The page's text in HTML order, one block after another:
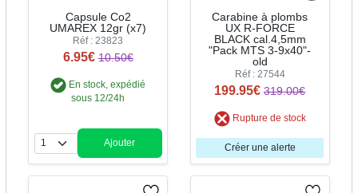
Capsule Co2
UMAREX 12gr (x7)
Réf : 23823
6.95€ 10.50€
En stock, expédié
sous 12/24h
Quantité
Ajouter
Carabine à plombs
UX R-FORCE
BLACK cal.4,5mm
"Pack MTS 3-9x40"-
old
Réf : 27544
199.95€ 319.00€
Rupture de stock
Créer une alerte